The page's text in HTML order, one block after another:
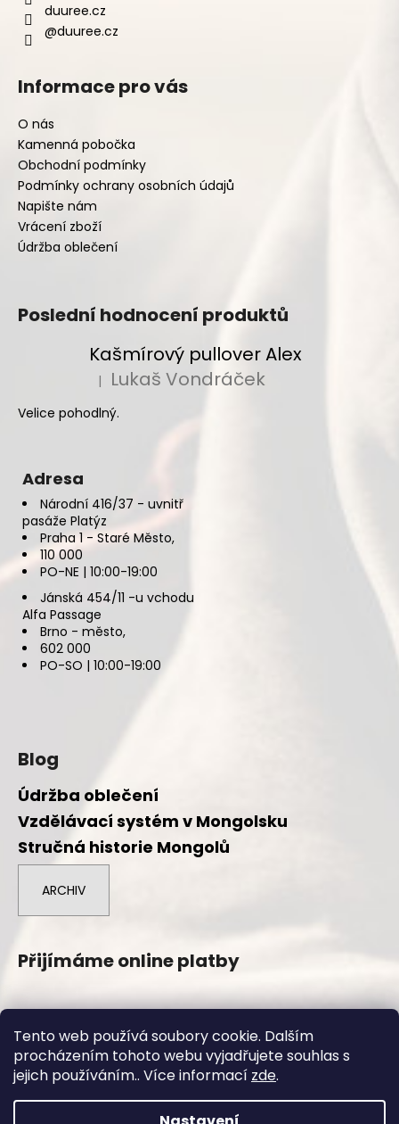
Tento web používá soubory cookie. Dalším
procházením tohoto webu vyjadřujete souhlas s
jejich používáním.. Více informací zde.
duuree.cz
@duuree.cz
Informace pro vás
O nás
Kamenná pobočka
Obchodní podmínky
Podmínky ochrany osobních údajů
Napište nám
Vrácení zboží
Údržba oblečení
Poslední hodnocení produktů
Kašmírový pullover Alex
Hodnocení produktu je 5 z 5 hvězdiček.
| Lukaš Vondráček
Velice pohodlný.
Adresa
Národní 416/37 - uvnitř
pasáže Platýz
Praha 1 - Staré Město,
110 000
PO-NE | 10:00-19:00
Jánská 454/11 -u vchodu
Alfa Passage
Brno - město,
602 000
PO-SO | 10:00-19:00
Blog
Údržba oblečení
Vzdělávací systém v Mongolsku
Stručná historie Mongolů
ARCHIV
Přijímáme online platby
Vytvořil Shoptet
Copyright 2026